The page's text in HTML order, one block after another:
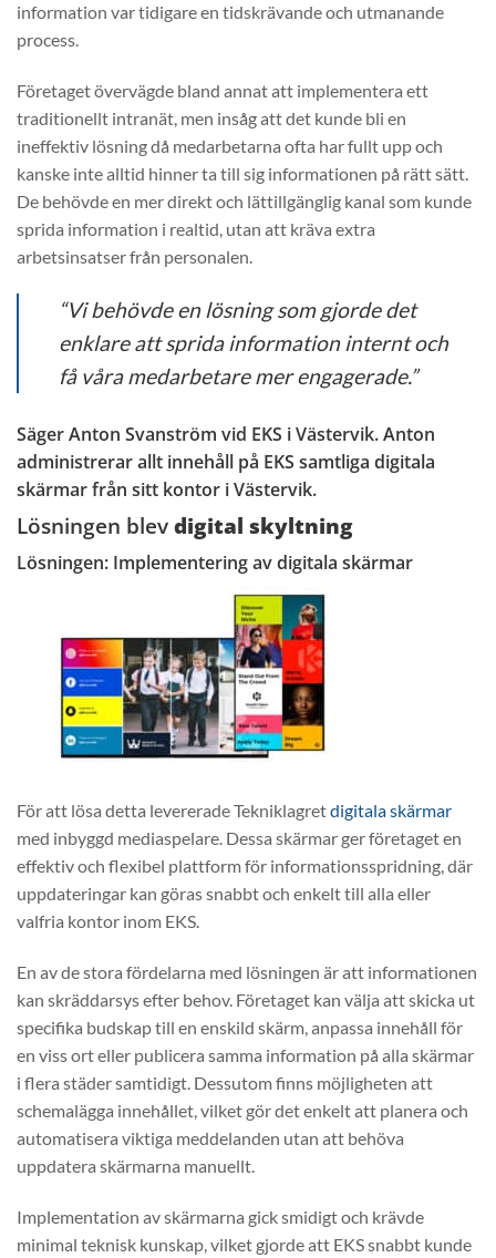
information var tidigare en tidskrävande och utmanande
process.
Företaget övervägde bland annat att implementera ett
traditionellt intranät, men insåg att det kunde bli en
ineffektiv lösning då medarbetarna ofta har fullt upp och
kanske inte alltid hinner ta till sig informationen på rätt sätt.
De behövde en mer direkt och lättillgänglig kanal som kunde
sprida information i realtid, utan att kräva extra
arbetsinsatser från personalen.
“Vi behövde en lösning som gjorde det
enklare att sprida information internt och
få våra medarbetare mer engagerade.”
Säger Anton Svanström vid EKS i Västervik. Anton
administrerar allt innehåll på EKS samtliga digitala
skärmar från sitt kontor i Västervik.
Lösningen blevdigital skyltning
Lösningen: Implementering av digitala skärmar
För att lösa detta levererade Tekniklagretdigitala skärmar
med inbyggd mediaspelare. Dessa skärmar ger företaget en
effektiv och flexibel plattform för informationsspridning, där
uppdateringar kan göras snabbt och enkelt till alla eller
valfria kontor inom EKS.
En av de stora fördelarna med lösningen är att informationen
kan skräddarsys efter behov. Företaget kan välja att skicka ut
specifika budskap till en enskild skärm, anpassa innehåll för
en viss ort eller publicera samma information på alla skärmar
i flera städer samtidigt. Dessutom finns möjligheten att
schemalägga innehållet, vilket gör det enkelt att planera och
automatisera viktiga meddelanden utan att behöva
uppdatera skärmarna manuellt.
Implementation av skärmarna gick smidigt och krävde
minimal teknisk kunskap, vilket gjorde att EKS snabbt kunde